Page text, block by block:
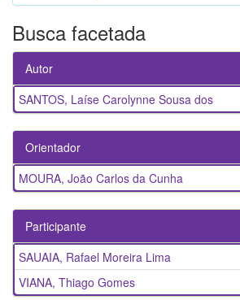
Busca facetada
Autor
SANTOS, Laíse Carolynne Sousa dos
Orientador
MOURA, João Carlos da Cunha
Participante
SAUAIA, Rafael Moreira Lima
VIANA, Thiago Gomes